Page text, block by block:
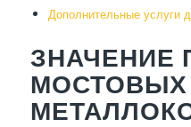
Дополнительные услуги
ЗНАЧЕНИЕ
МОСТОВЫХ